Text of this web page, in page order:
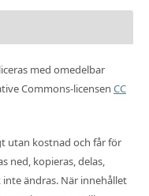
med omedelbar
Commons-licensen CC
utan kostnad och får för
ned, kopieras, delas,
ändras. När innehållet